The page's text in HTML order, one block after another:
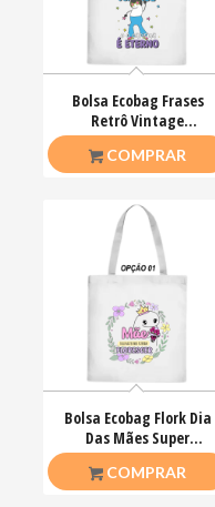
Bolsa Ecobag Frases
Retrô Vintage
Nostalgia Anos 80 Anos
90
COMPRAR
Bolsa Ecobag Flork Dia
Das Mães Super
Inspiração Rainha
Amor
COMPRAR